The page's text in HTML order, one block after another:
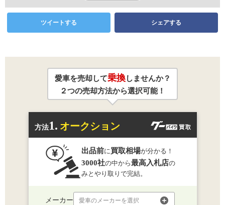
ツイートする シェアする
愛車を売却して乗換しませんか？
２つの売却方法から選択可能！
方法1. オークション
出品前に 買取相場が分かる！
3000社の中から最高入札店の
みとやり取りで完結。
メーカー 愛車のメーカーを選択